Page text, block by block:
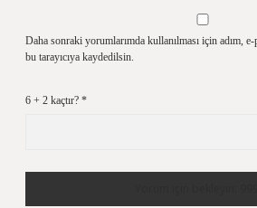
Daha sonraki yorumlarımda kullanılması için adım,
bu tarayıcıya kaydedilsin.
6 + 2 kaçtır? *